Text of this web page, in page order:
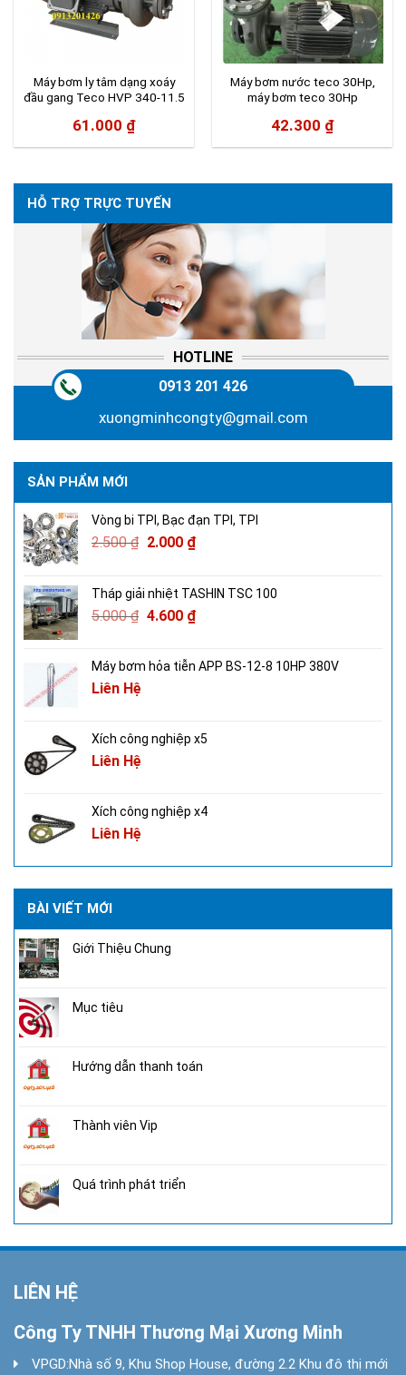
HỖ TRỢ TRỰC TUYẾN
HOTLINE
0913 201 426
xuongminhcongty@gmail.com
SẢN PHẨM MỚI
Vòng bi TPI, Bạc đạn TPI, TPI
2.500₫ 2.000 ₫
Tháp giải nhiệt TASHIN TSC 100
5.000₫ 4.600 ₫
Máy bơm hỏa tiễn APP BS-12-8 10HP 380V
Liên Hệ
Xích công nghiệp x5
Liên Hệ
Xích công nghiệp x4
Liên Hệ
BÀI VIẾT MỚI
Giới Thiệu Chung
Mục tiêu
Hướng dẫn thanh toán
Thành viên Vip
Quá trình phát triển
Máy bơm ly tâm dạng xoáy
đầu gang Teco HVP 340-11.5
61.000 ₫
Máy bơm nước teco 30Hp,
máy bơm teco 30Hp
42.300 ₫
LIÊN HỆ
Công Ty TNHH Thương Mại Xương Minh
VPGD:Nhà số 9, Khu Shop House, đường 2.2 Khu đô thị mới